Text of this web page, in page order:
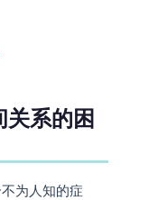
关系的困
为人知的症